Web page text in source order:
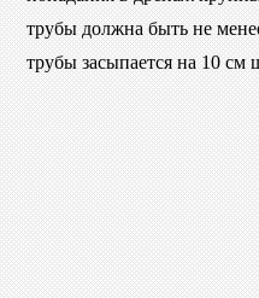
трубы должна быть не
трубы засыпается на 10